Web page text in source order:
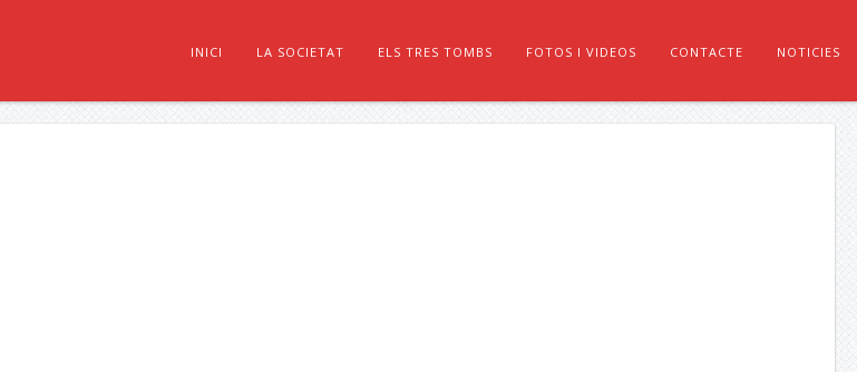
INICI LA SOCIETAT ELS TRES TOMBS FOTOS I VIDEOS CONTACTE NOTICIES